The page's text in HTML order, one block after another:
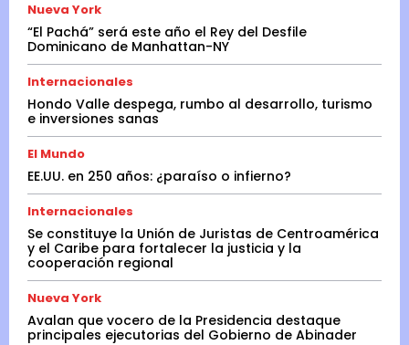
Nueva York
“El Pachá” será este año el Rey del Desfile
Dominicano de Manhattan-NY
Internacionales
Hondo Valle despega, rumbo al desarrollo, turismo
e inversiones sanas
El Mundo
EE.UU. en 250 años: ¿paraíso o infierno?
Internacionales
Se constituye la Unión de Juristas de Centroamérica
y el Caribe para fortalecer la justicia y la
cooperación regional
Nueva York
Avalan que vocero de la Presidencia destaque
principales ejecutorias del Gobierno de Abinader